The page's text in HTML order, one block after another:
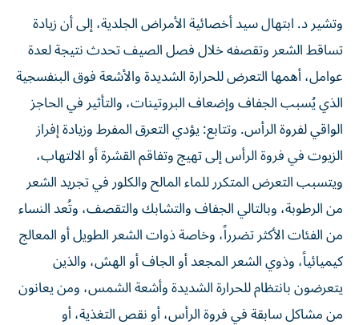
وتشير د. ابتهال سيد أخصائية الأمراض الجلدية، إلى أن زيادة
تساقط الشعر وتقصفه خلال فصل الصيف تحدث نتيجة لعدة
عوامل، أهمها التعرض للحرارة الشديدة والأشعة فوق البنفسجية
الذي يُسبب الجفاف وإضعاف البروتينات، والتأثير في الحاجز
الواقي لفروة الرأس. وتتابع: يؤدي التعرق المفرط وزيادة إفراز
الزيوت في فروة الرأس إلى تهيج وتفاقم القشرة أو الالتهاب،
ويتسبب التعرض المتكرر للماء المالح والكلور في تجريد الشعر
من الرطوبة، وبالتالي الجفاف والتشابك والتقصف، وتُعد النساء
من الفئات الأكثر تضرراً، وخاصة ذوات الشعر الطويل أو المعالج
كيميائياً، وذوي الشعر المجعد أو الجاف أو الهش، والذين
يتعرضون بانتظام للحرارة الشديدة وأشعة الشمس، ومن يعانون
من مشاكل سابقة في فروة الرأس، أو نقص التغذية، أو